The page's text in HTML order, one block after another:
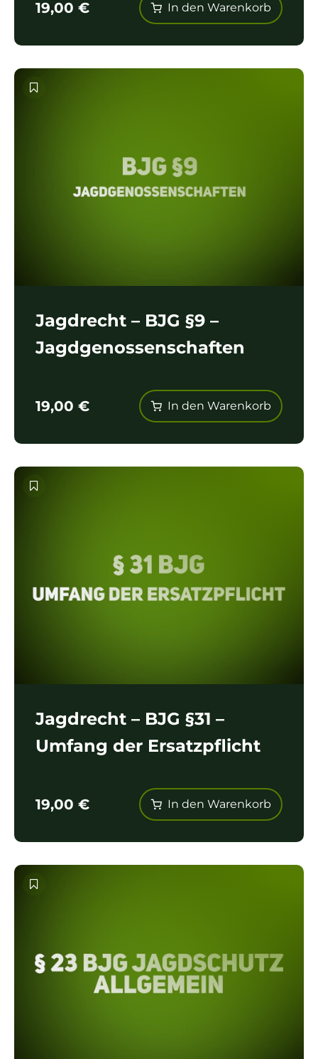
19,00 € In den Warenkorb
Jagdrecht – BJG §9 –
Jagdgenossenschaften
19,00 € In den Warenkorb
Jagdrecht – BJG §31 –
Umfang der Ersatzpflicht
19,00 € In den Warenkorb